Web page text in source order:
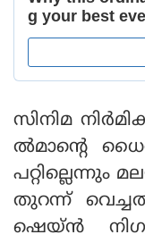
സിനിമ
ൽമാന്റെ
പറ്റില്ലെന്നും
തുറന്ന്
ഷെയ്ൻ